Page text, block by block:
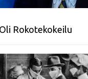
Rokotekokeilu